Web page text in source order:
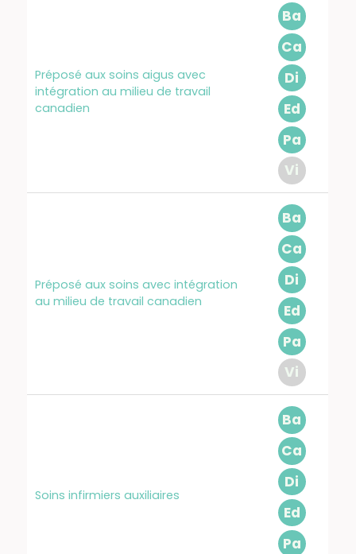
Préposé aux soins aigus avec
intégration au milieu de travail
canadien
Ba
Ca
Di
Ed
Pa
Vi
Préposé aux soins avec intégration
au milieu de travail canadien
Ba
Ca
Di
Ed
Pa
Vi
Soins infirmiers auxiliaires
Ba
Ca
Di
Ed
Pa